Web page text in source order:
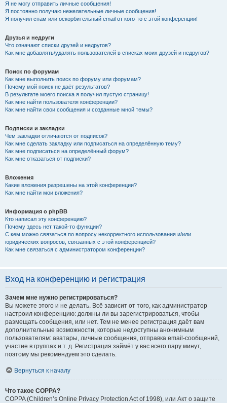
Я не могу отправить личные сообщения!
Я постоянно получаю нежелательные личные сообщения!
Я получил спам или оскорбительный email от кого-то с этой конференции!
Друзья и недруги
Что означают списки друзей и недругов?
Как мне добавлять/удалять пользователей в списках моих друзей и недругов?
Поиск по форумам
Как мне выполнить поиск по форуму или форумам?
Почему мой поиск не даёт результатов?
В результате моего поиска я получил пустую страницу!
Как мне найти пользователя конференции?
Как мне найти свои сообщения и созданные мной темы?
Подписки и закладки
Чем закладки отличаются от подписок?
Как мне сделать закладку или подписаться на определённую тему?
Как мне подписаться на определённый форум?
Как мне отказаться от подписки?
Вложения
Какие вложения разрешены на этой конференции?
Как мне найти мои вложения?
Информация о phpBB
Кто написал эту конференцию?
Почему здесь нет такой-то функции?
С кем можно связаться по вопросу некорректного использования и/или
юридических вопросов, связанных с этой конференцией?
Как мне связаться с администратором конференции?
Вход на конференцию и регистрация
Зачем мне нужно регистрироваться?
Вы можете этого и не делать. Всё зависит от того, как администратор
настроил конференцию: должны ли вы зарегистрироваться, чтобы
размещать сообщения, или нет. Тем не менее регистрация даёт вам
дополнительные возможности, которые недоступны анонимным
пользователям: аватары, личные сообщения, отправка email-сообщений,
участие в группах и т. д. Регистрация займёт у вас всего пару минут,
поэтому мы рекомендуем это сделать.
Вернуться к началу
Что такое COPPA?
COPPA (Children’s Online Privacy Protection Act of 1998), или Акт о защите